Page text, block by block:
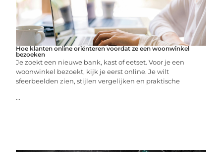
Hoe klanten online oriënteren voordat ze een woonwinkel
bezoeken
Je zoekt een nieuwe bank, kast of eetset. Voor je een
woonwinkel bezoekt, kijk je eerst online. Je wilt
sfeerbeelden zien, stijlen vergelijken en praktische
...